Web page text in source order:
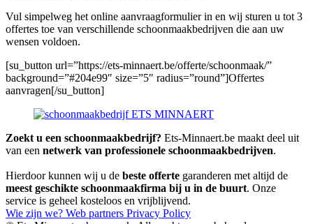
Vul simpelweg het online aanvraagformulier in en wij sturen u tot 3
offertes toe van verschillende schoonmaakbedrijven die aan uw
wensen voldoen.
[su_button url=”https://ets-minnaert.be/offerte/schoonmaak/”
background=”#204e99″ size=”5″ radius=”round”]Offertes
aanvragen[/su_button]
Zoekt u een schoonmaakbedrijf? Ets-Minnaert.be maakt deel uit
van een netwerk van professionele schoonmaakbedrijven.
Hierdoor kunnen wij u de beste offerte garanderen met altijd de
meest geschikte schoonmaakfirma bij u in de buurt. Onze
service is geheel kosteloos en vrijblijvend.
Wie zijn we? Web partners Privacy Policy